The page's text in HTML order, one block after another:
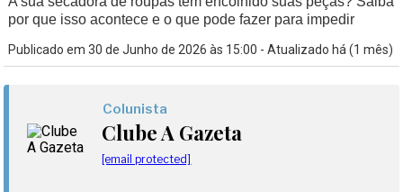
por que isso acontece e o que pode fazer para impedir
Publicado em 30 de Junho de 2026 às 15:00 - Atualizado há (1 mês)
Colunista
Clube A Gazeta
[email protected]